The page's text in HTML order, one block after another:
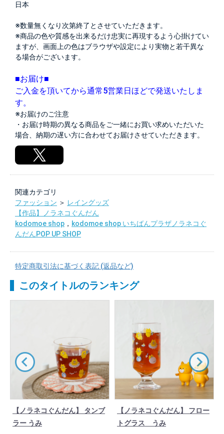
日本
※数量無くなり次第終了とさせていただきます。
※商品の色や質感を出来るだけ忠実に再現するよう心掛けてい
ますが、画面上の色はブラウザや設定により実物と若干異な
る場合がございます。
■お届け■
ご入金を頂いてから通常5営業日ほどで発送いたしま
す。
※お届けのご注意
・お届け時期の異なる商品をご一緒にお買い求めいただいた
場合、納期の遅い方に合わせてお届けさせていただきます。
関連カテゴリ
ファッション ＞ レイングッズ
【作品】ノラネコぐんだん
kodomoe shop ， kodomoe shop いちばんプラザノラネコぐ
んだんPOP UP SHOP
特定商取引法に基づく表記 (返品など)
このタイトルのランキング
【ノラネコぐんだん】 タンブ
ラー うみ
【ノラネコぐんだん】 フロー
トグラス うみ